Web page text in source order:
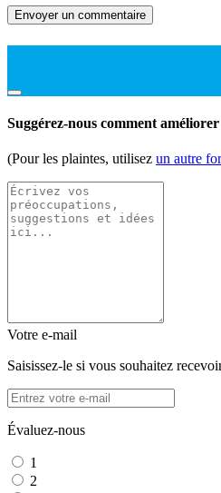
Envoyer un commentaire
Suggérez-nous comment
(Pour les plaintes, utilisez un autre
Votre e-mail
Saisissez-le si vous souhaitez
Évaluez-nous
1
2